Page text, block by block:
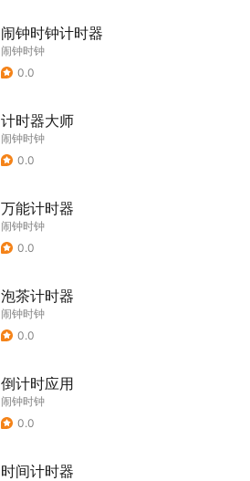
闹钟时钟计时器
闹钟时钟
0.0
计时器大师
闹钟时钟
0.0
万能计时器
闹钟时钟
0.0
泡茶计时器
闹钟时钟
0.0
倒计时应用
闹钟时钟
0.0
时间计时器